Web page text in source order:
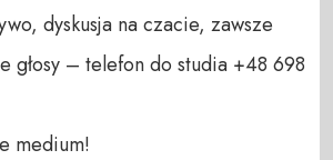
dyskusja na czacie, zawsze
głosy – telefon do studia +48 698
medium!